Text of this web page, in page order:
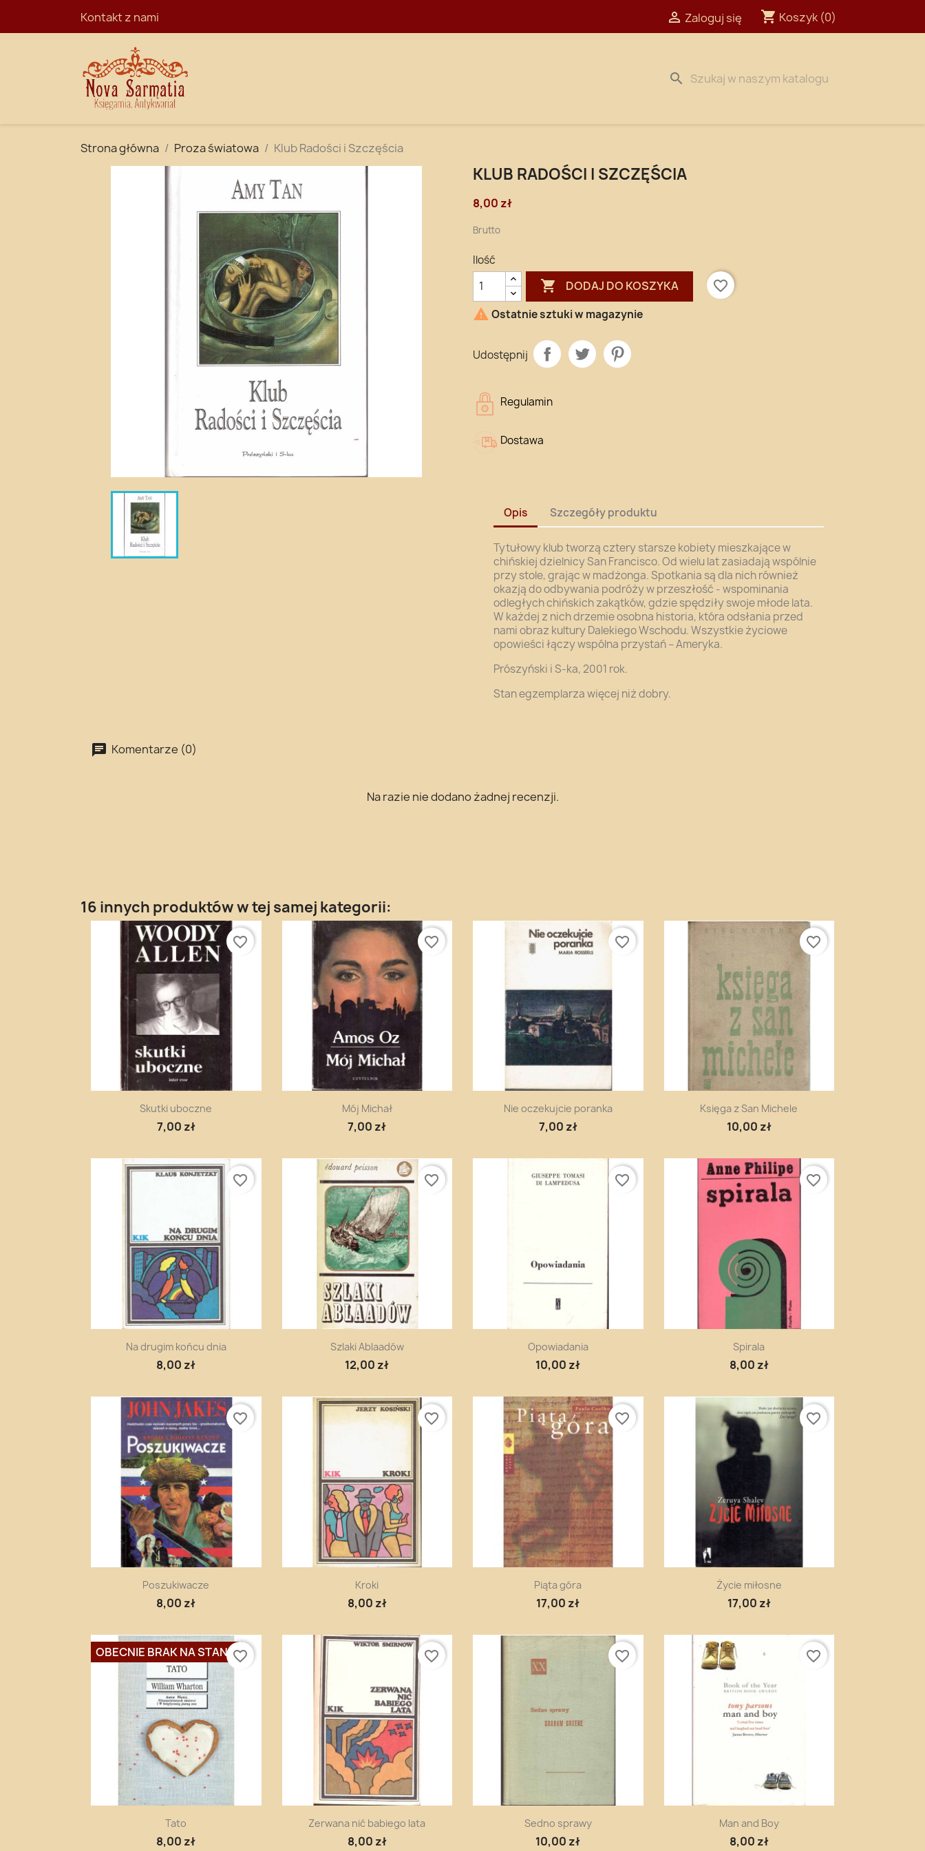
Kontakt z nami  Zaloguj się shopping_cart Koszyk (0)
search
Strona główna Proza światowa Klub Radości i Szczęścia
KLUB RADOŚCI I SZCZĘŚCIA
8,00 zł
Brutto
Ilość
 DODAJ DO KOSZYKA
favorite_border
 Ostatnie sztuki w magazynie
Udostępnij
Regulamin
Dostawa
Opis Szczegóły produktu
Tytułowy klub tworzą cztery starsze kobiety mieszkające w
chińskiej dzielnicy San Francisco. Od wielu lat zasiadają wspólnie
przy stole, grając w madżonga. Spotkania są dla nich również
okazją do odbywania podróży w przeszłość - wspominania
odległych chińskich zakątków, gdzie spędziły swoje młode lata.
W każdej z nich drzemie osobna historia, która odsłania przed
nami obraz kultury Dalekiego Wschodu. Wszystkie życiowe
opowieści łączy wspólna przystań – Ameryka.
Prószyński i S-ka, 2001 rok.
Stan egzemplarza więcej niż dobry.
Komentarze (0)
Na razie nie dodano żadnej recenzji.
16 innych produktów w tej samej kategorii:
Szybki podgląd
Skutki uboczne
7,00 zł
favorite_border
Szybki podgląd
Mój Michał
7,00 zł
favorite_border
Szybki podgląd
Nie oczekujcie poranka
7,00 zł
favorite_border
Szybki podgląd
Księga z San Michele
10,00 zł
favorite_border
Szybki podgląd
Na drugim końcu dnia
8,00 zł
favorite_border
Szybki podgląd
Szlaki Ablaadów
12,00 zł
favorite_border
Szybki podgląd
Opowiadania
10,00 zł
favorite_border
Szybki podgląd
Spirala
8,00 zł
favorite_border
Szybki podgląd
Poszukiwacze
8,00 zł
favorite_border
Szybki podgląd
Kroki
8,00 zł
favorite_border
Szybki podgląd
Piąta góra
17,00 zł
favorite_border
Szybki podgląd
Życie miłosne
17,00 zł
favorite_border
Szybki podgląd
Tato
8,00 zł
OBECNIE BRAK NA STANIEfavorite_border
Szybki podgląd
Zerwana nić babiego lata
8,00 zł
favorite_border
Szybki podgląd
Sedno sprawy
10,00 zł
favorite_border
Szybki podgląd
Man and Boy
8,00 zł
favorite_border